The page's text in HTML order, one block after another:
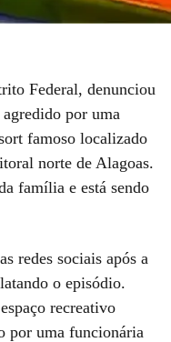
Federal, denunciou
por uma
famoso localizado
norte de Alagoas.
família e está sendo
redes sociais após a
o episódio.
recreativo
por uma funcionária